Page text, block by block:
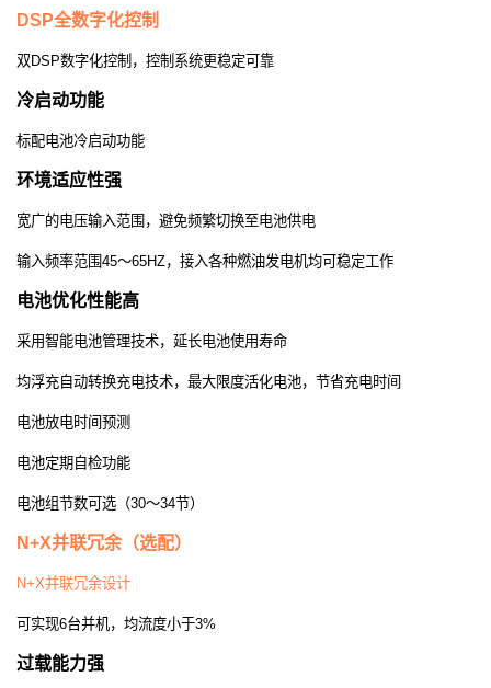
DSP全数字化控制
双 DSP数字化控制，控制系统更稳定可靠
冷启动功能
标配电池冷启动功能
环境适应性强
宽广的电压输入范围，避免频繁切换至电池供电
输入频率范围45～65HZ，接入各种燃油发电机均可稳定工作
电池优化性能高
采用智能电池管理技术，延长电池使用寿命
均浮充自动转换充电技术，最大限度活化电池，节省充电时间
电池放电时间预测
电池定期自检功能
电池组节数可选（30～34节）
N+X并联冗余（选配）
N+X并联冗余设计
可实现6台并机，均流度小于3%
过载能力强